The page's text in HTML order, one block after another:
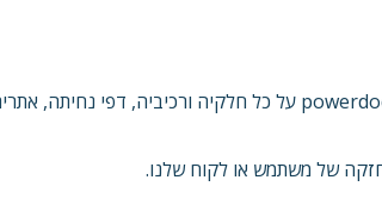
של משתמש או לקוח שלנו.